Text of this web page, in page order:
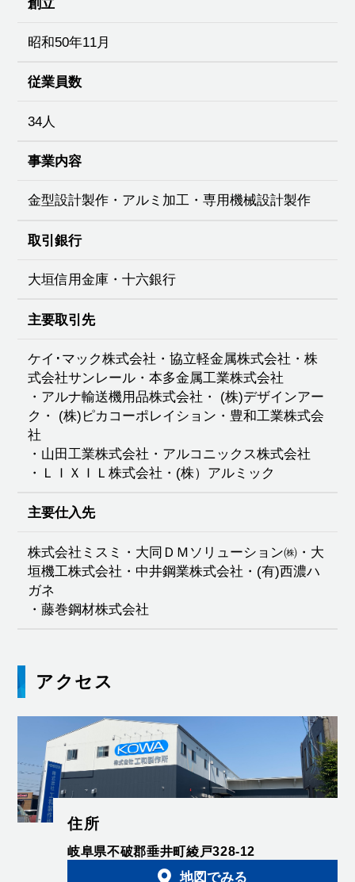
昭和50年11月
従業員数
34人
事業内容
金型設計製作・アルミ加工・専用機械設計製作
取引銀行
大垣信用金庫・十六銀行
主要取引先
ケイ･マック株式会社・協立軽金属株式会社・株
式会社サンレール・本多金属工業株式会社
・ アルナ輸送機用品株式会社・ (株)デザインアー
ク・ (株)ピカコーポレイション・豊和工業株式会
社
・ 山田工業株式会社・アルコニックス株式会社
・ＬＩＸＩＬ株式会社・(株）アルミック
主要仕入先
株式会社ミスミ・大同ＤＭソリューション㈱・大
垣機工株式会社・中井鋼業株式会社・(有)西濃ハ
ガネ
・ 藤巻鋼材株式会社
アクセス
住所
岐阜県不破郡垂井町綾戸328-12
地図でみる